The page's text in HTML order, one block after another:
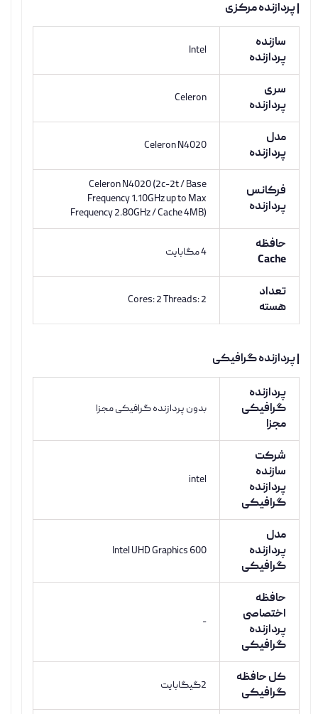
| پردازنده مرکزی
سازنده
پردازنده
Intel
سری
پردازنده
Celeron
مدل
پردازنده
Celeron N4020
فرکانس
پردازنده
Celeron N4020 (2c-2t / Base
Frequency 1.10GHz up to Max
Frequency 2.80GHz / Cache 4MB)
حافظه
Cache
4 مگابایت
تعداد
هسته
Cores: 2 Threads: 2
| پردازنده گرافیکی
پردازنده
گرافیکی
مجزا
بدون پردازنده گرافیکی مجزا
شرکت
سازنده
پردازنده
گرافیکی
intel
مدل
پردازنده
گرافیکی
Intel UHD Graphics 600
حافظه
اختصاصی
پردازنده
گرافیکی
-
کل حافظه
گرافیکی
2گیگابایت